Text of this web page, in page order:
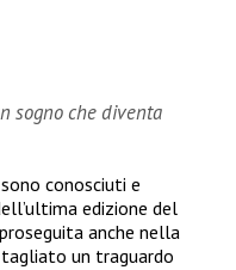
sogno che diventa
conosciuti e
edizione del
anche nella
un traguardo